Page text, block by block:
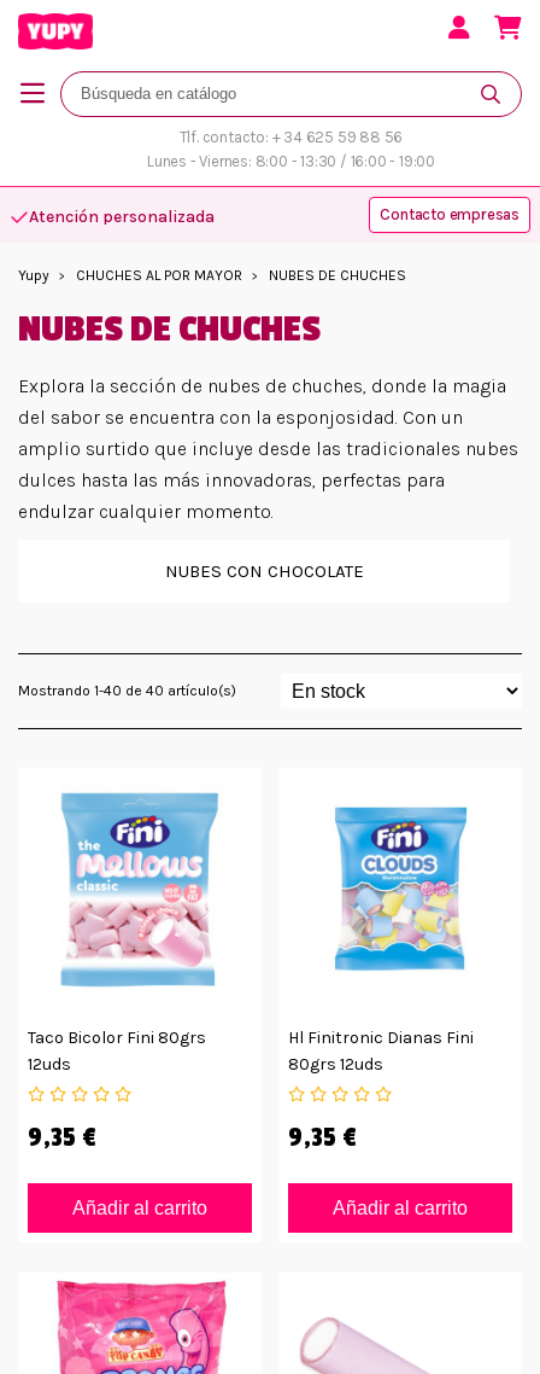
Tlf. contacto: + 34 625 59 88 56
Lunes - Viernes: 8:00 - 13:30 / 16:00 - 19:00
Atención personalizada Contacto empresas
Yupy CHUCHES AL POR MAYOR NUBES DE CHUCHES
NUBES DE CHUCHES
Explora la sección de nubes de chuches, donde la magia
del sabor se encuentra con la esponjosidad. Con un
amplio surtido que incluye desde las tradicionales nubes
dulces hasta las más innovadoras, perfectas para
endulzar cualquier momento.
NUBES CON CHOCOLATE
Mostrando 1-40 de 40 artículo(s)
Taco Bicolor Fini 80grs
12uds
9,35 €
Añadir al carrito
Hl Finitronic Dianas Fini
80grs 12uds
9,35 €
Añadir al carrito